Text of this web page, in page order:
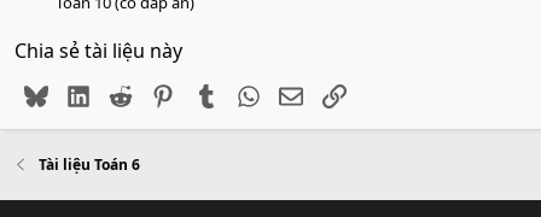
Chia sẻ tài liệu này
BlueskyLinkedIn
Reddit PinterestTumblr WhatsApp
EmailLink
Tài liệu Toán 6